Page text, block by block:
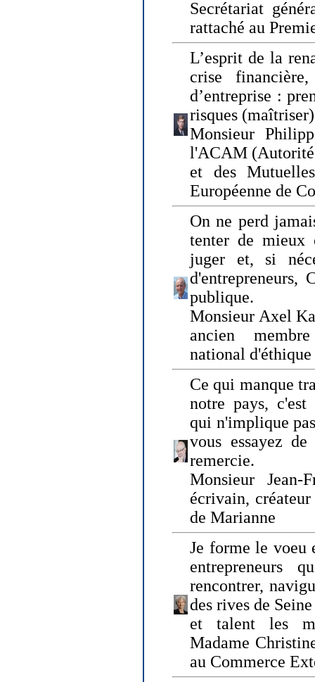
Secrétariat
rattaché au
L’esprit de la
crise
d’entreprise :
risques
Monsieur
l'ACAM (Autorité
et des
Européenne de
On ne perd
tenter de mieux
juger et, si
d'entrepreneurs,
publique.
Monsieur Axel
ancien
national d'éthique
Ce qui manque
notre pays,
qui n'implique
vous essayez
remercie.
Monsieur Jean-
écrivain,
de Marianne
Je forme le voeu
entrepreneurs
rencontrer,
des rives de
et talent les
Madame
au Commerce